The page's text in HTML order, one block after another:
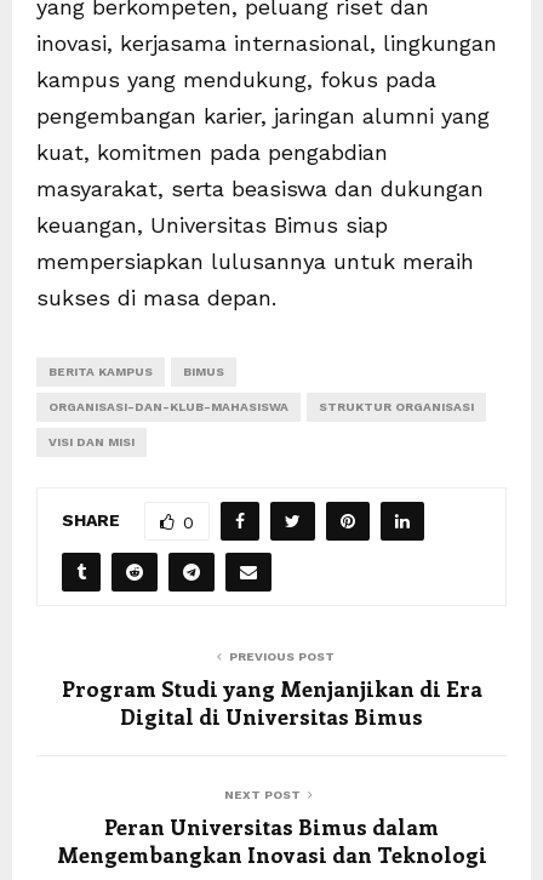
yang berkompeten, peluang riset dan
inovasi, kerjasama internasional, lingkungan
kampus yang mendukung, fokus pada
pengembangan karier, jaringan alumni yang
kuat, komitmen pada pengabdian
masyarakat, serta beasiswa dan dukungan
keuangan, Universitas Bimus siap
mempersiapkan lulusannya untuk meraih
sukses di masa depan.
BERITA KAMPUS BIMUS
ORGANISASI-DAN-KLUB-MAHASISWA STRUKTUR ORGANISASI
VISI DAN MISI
SHARE 0
PREVIOUS POST
Program Studi yang Menjanjikan di Era
Digital di Universitas Bimus
NEXT POST
Peran Universitas Bimus dalam
Mengembangkan Inovasi dan Teknologi